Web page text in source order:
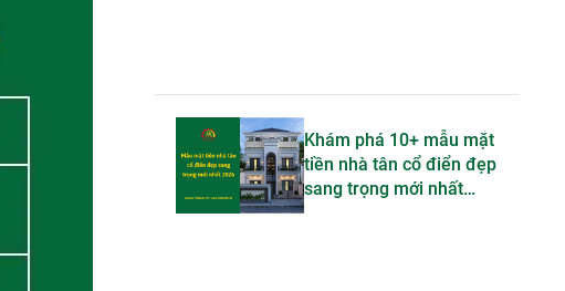
Khám phá 10+ mẫu mặt
tiền nhà tân cổ điển đẹp
sang trọng mới nhất